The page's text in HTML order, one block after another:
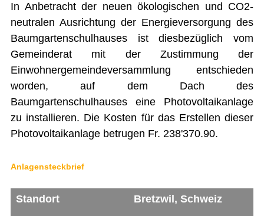
IMMOBILIENANGEBOTE
GEWERBE
STICHWORTVERZEICHNIS
GÄSTEBUCH
Inhalt
Impressum
In Anbetracht der neuen ökologischen und CO2-
neutralen Ausrichtung der Energieversorgung des
Baumgartenschulhauses ist diesbezüglich vom
Gemeinderat mit der Zustimmung der
Einwohnergemeindeversammlung entschieden
worden, auf dem Dach des
Baumgartenschulhauses eine Photovoltaikanlage
zu installieren. Die Kosten für das Erstellen dieser
Photovoltaikanlage betrugen Fr. 238'370.90.
Anlagensteckbrief
Standort Bretzwil, Schweiz